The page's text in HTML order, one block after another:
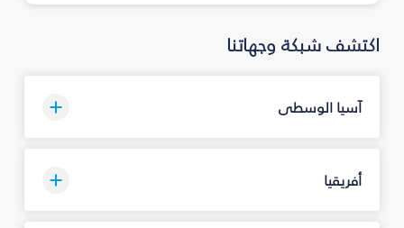
اكتشف شبكة وجهاتنا
آسيا الوسطى
أفريقيا